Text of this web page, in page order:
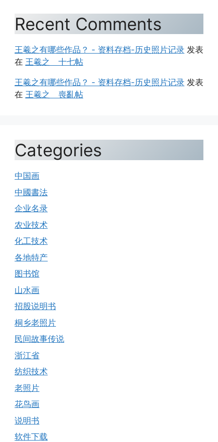
Recent Comments
王羲之有哪些作品？ - 资料存档-历史照片记录 发表
在 王羲之 十七帖
王羲之有哪些作品？ - 资料存档-历史照片记录 发表
在 王羲之 喪亂帖
Categories
中国画
中國書法
企业名录
农业技术
化工技术
各地特产
图书馆
山水画
招股说明书
桐乡老照片
民间故事传说
浙江省
纺织技术
老照片
花鸟画
说明书
软件下载